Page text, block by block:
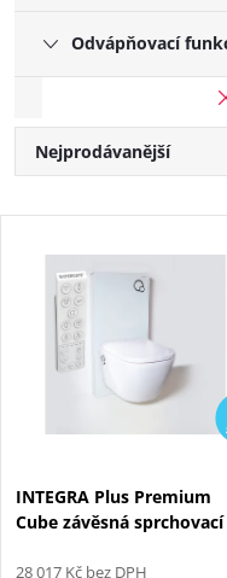
Odvápňovací
Řazení
Nejprodávanější
Abecedně
Výpis
INTEGRA Plus Premium
Cube závěsná sprchovací
WG-KBWW
28 017 Kč bez DPH